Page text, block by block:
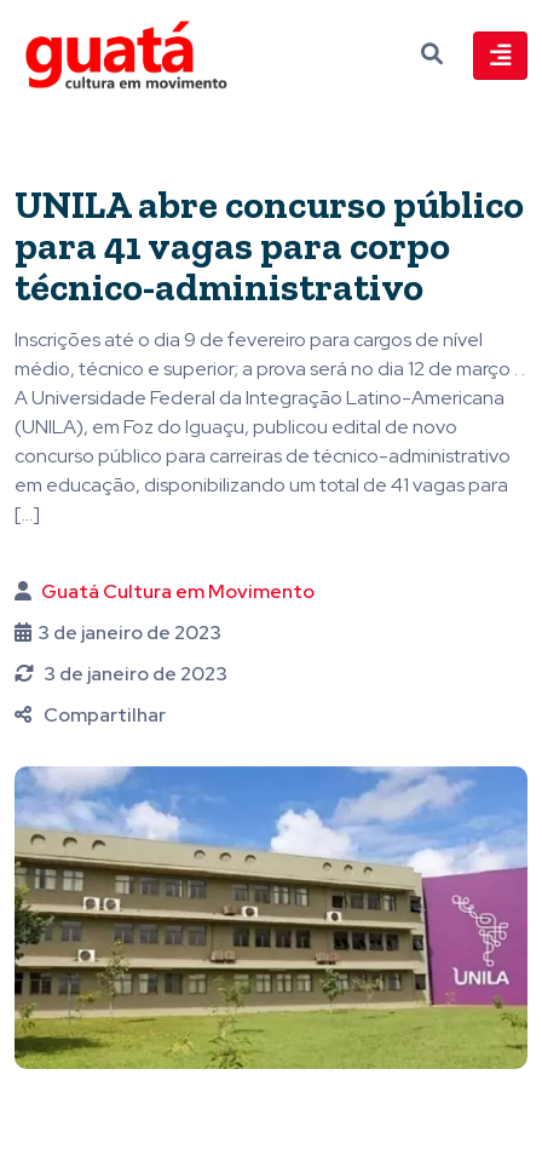
UNILA abre concurso público
para 41 vagas para corpo
técnico-administrativo
Inscrições até o dia 9 de fevereiro para cargos de nível
médio, técnico e superior; a prova será no dia 12 de março . .
A Universidade Federal da Integração Latino-Americana
(UNILA), em Foz do Iguaçu, publicou edital de novo
concurso público para carreiras de técnico-administrativo
em educação, disponibilizando um total de 41 vagas para
[…]
Guatá Cultura em Movimento
3 de janeiro de 2023
3 de janeiro de 2023
Compartilhar